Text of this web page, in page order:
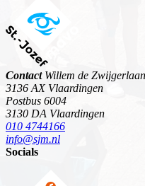
ContactWillem de
3136 AX Vlaardingen
Postbus 6004
3130 DA Vlaardingen
010 4744166
info@sjm.nl
Socials